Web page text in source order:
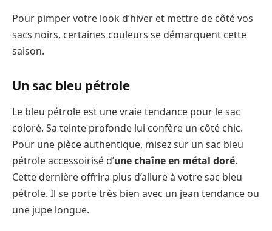
Pour pimper votre look d’hiver et mettre de côté vos
sacs noirs, certaines couleurs se démarquent cette
saison.
Un sac bleu pétrole
Le bleu pétrole est une vraie tendance pour le sac
coloré. Sa teinte profonde lui confère un côté chic.
Pour une pièce authentique, misez sur un sac bleu
pétrole accessoirisé d’une chaîne en métal doré.
Cette dernière offrira plus d’allure à votre sac bleu
pétrole. Il se porte très bien avec un jean tendance ou
une jupe longue.